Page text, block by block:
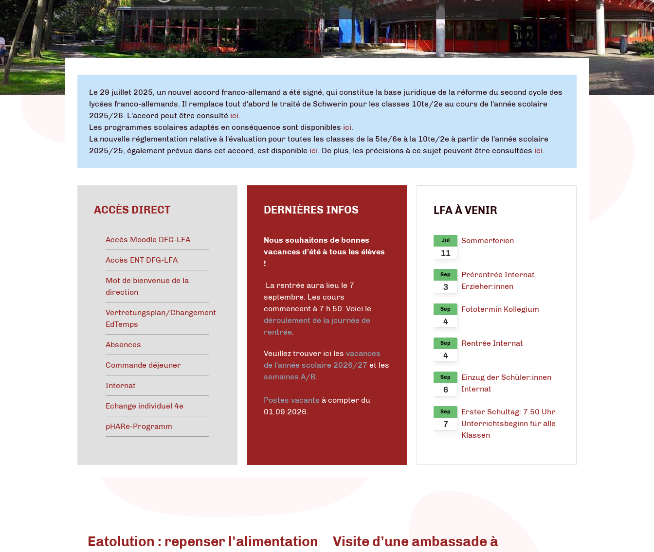
Le 29 juillet 2025, un nouvel accord franco-allemand a été signé, qui constitue la base juridique de la réforme du second cycle des
lycées franco-allemands. Il remplace tout d'abord le traité de Schwerin pour les classes 10te/2e au cours de l'année scolaire
2025/26. L'accord peut être consulté ici.
Les programmes scolaires adaptés en conséquence sont disponibles ici.
La nouvelle réglementation relative à l'évaluation pour toutes les classes de la 5te/6e à la 10te/2e à partir de l'année scolaire
2025/25, également prévue dans cet accord, est disponible ici. De plus, les précisions à ce sujet peuvent être consultées ici.
ACCÈS DIRECT
Accès Moodle DFG-LFA
Accès ENT DFG-LFA
Mot de bienvenue de la
direction
Vertretungsplan/Changement
EdTemps
Absences
Commande déjeuner
Internat
Echange individuel 4e
pHARe-Programm
DERNIÈRES INFOS
Nous souhaitons de bonnes
vacances d'été à tous les élèves
!
La rentrée aura lieu le 7
septembre. Les cours
commencent à 7 h 50. Voici le
déroulement de la journée de
rentrée.
Veuillez trouver ici les vacances
de l'année scolaire 2026/27 et les
semaines A/B.
Postes vacants à compter du
01.09.2026.
LFA À VENIR
11
Jul Sommerferien
3
Sep
Prérentrée Internat
Erzieher:innen
4
Sep Fototermin Kollegium
4
Sep Rentrée Internat
6
Sep
Einzug der Schüler:innen
Internat
7
Sep
Erster Schultag: 7.50 Uhr
Unterrichtsbeginn für alle
Klassen
Eatolution : repenser l'alimentation
Visite d’une ambassade à